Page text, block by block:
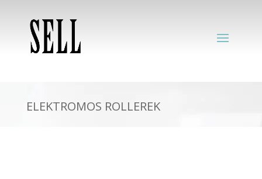
ELEKTROMOS ROLLEREK